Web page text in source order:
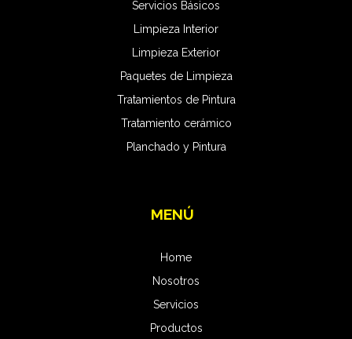
Servicios Básicos
Limpieza Interior
Limpieza Exterior
Paquetes de Limpieza
Tratamientos de Pintura
Tratamiento cerámico
Planchado y Pintura
MENÚ
Home
Nosotros
Servicios
Productos